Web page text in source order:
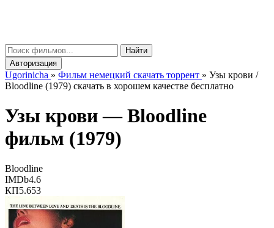
Найти
Авторизация
Ugorinicha » Фильм немецкий скачать торрент » Узы крови /
Bloodline (1979) скачать в хорошем качестве бесплатно
Узы крови —Bloodline
фильм (1979)
Bloodline
IMDb4.6
КП5.653